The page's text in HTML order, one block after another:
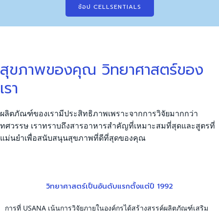
ช้อป CELLSENTIALS
สุขภาพของคุณ วิทยาศาสตร์ของ
เรา
ผลิตภัณฑ์ของเรามีประสิทธิภาพเพราะจากการวิจัยมากกว่า
ทศวรรษ เราทราบถึงสารอาหารสำคัญที่เหมาะสมที่สุดและสูตรที่
แม่นยำเพื่อสนับสนุนสุขภาพที่ดีที่สุดของคุณ
วิทยาศาสตร์เป็นอันดับแรกตั้งแต่ปี 1992
การที่ USANA เน้นการวิจัยภายในองค์กรได้สร้างสรรค์ผลิตภัณฑ์เสริม